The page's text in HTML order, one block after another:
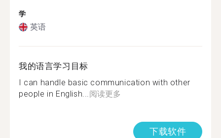
学
英语
我的语言学习目标
I can handle basic communication with other
people in English...阅读更多
下载软件